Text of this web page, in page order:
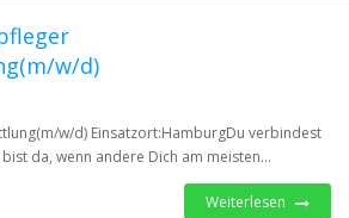
w/d)
w/d) Einsatzort:HamburgDu verbindest
da, wenn andere Dich am meisten...
Weiterlesen